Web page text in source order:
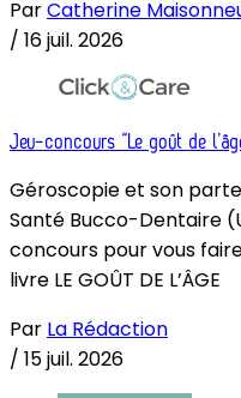
ParCatherine
/ 16 juil. 2026
Jeu-concours “Le goût de
Géroscopie et son
Santé Bucco-Dentaire
concours pour vous
livre LE GOÛT DE L’ÂGE
Par La Rédaction
/ 15 juil. 2026